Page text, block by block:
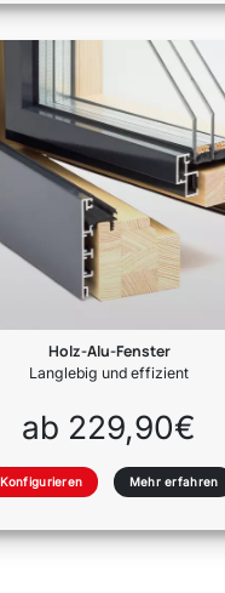
Holz-Alu-Fenster
Langlebig und effizient
ab 229,90€
Konfigurieren Mehr erfahren